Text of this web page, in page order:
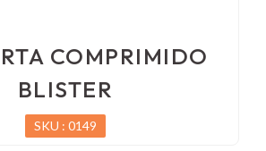
COMPRIMIDO
BLISTER
SKU : 0149